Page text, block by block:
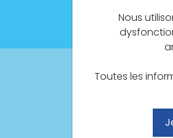
Nous
Toutes les